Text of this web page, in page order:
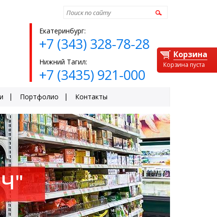
Екатеринбург:
+7 (343) 328-78-28
Нижний Тагил:
+7 (3435) 921-000
Портфолио Контакты
Корзина
Корзина пуста